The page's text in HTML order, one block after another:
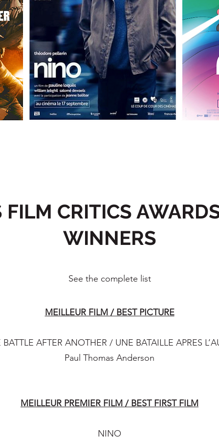
FILM CRITICS
WINNERS
See the complete list
MEILLEUR FILM / BEST PICTURE
AFTER ANOTHER / UNE BATAILLE APRES
Paul Thomas Anderson
MEILLEUR PREMIER FILM / BEST FIRST FILM
NINO